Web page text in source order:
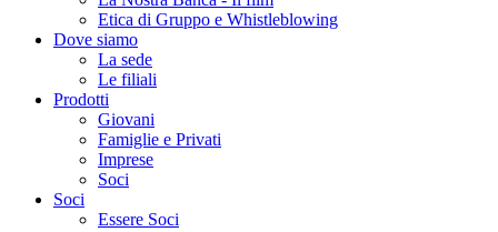
Etica di Gruppo e Whistleblowing
Dove siamo
La sede
Le filiali
Prodotti
Giovani
Famiglie e Privati
Imprese
Soci
Soci
Essere Soci